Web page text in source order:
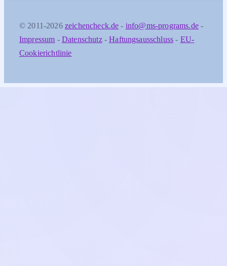
© 2011-2026 zeichencheck.de - info@ms-programs.de-
Impressum - Datenschutz-Haftungsausschluss - EU-
Cookierichtlinie